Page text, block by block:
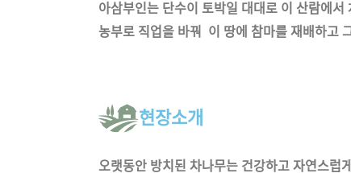
아삼부인는 단수이 토박일 대대로 이 산람에서
농부로 직업을 바꿔
이 땅에 참마를 재배하고
현장소개
오랫동안 방치된 차나무는 건강하고 자연스럽